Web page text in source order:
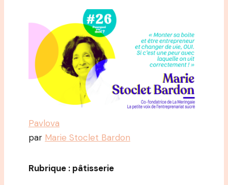
Pavlova
par Marie Stoclet Bardon
Rubrique : pâtisserie